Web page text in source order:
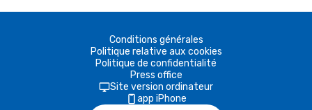
Conditions générales
Politique relative aux cookies
Politique de confidentialité
Press office
Site version ordinateur
app iPhone